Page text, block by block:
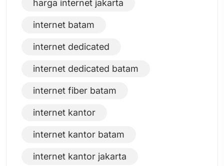
harga internet jakarta
internet batam
internet dedicated
internet dedicated batam
internet fiber batam
internet kantor
internet kantor batam
internet kantor jakarta